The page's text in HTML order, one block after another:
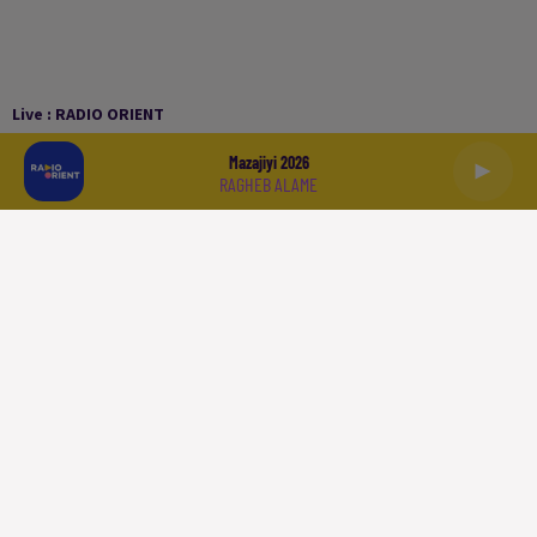
Live : RADIO ORIENT
Mazajiyi 2026
RAGHEB ALAME